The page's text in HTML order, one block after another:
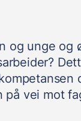
og unge og
på vei mot